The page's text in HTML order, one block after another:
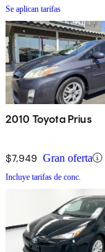
Se aplican tarifas
2010 Toyota Prius
$7,949 Gran oferta
Incluye tarifas de conc.